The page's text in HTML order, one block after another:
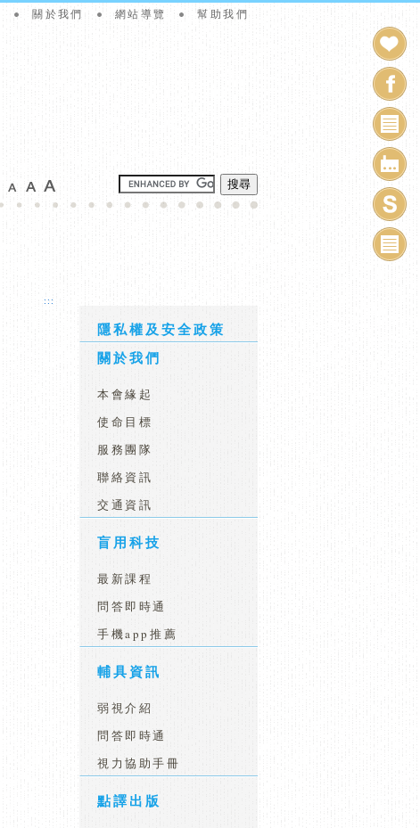
關於我們 網站導覽 幫助我們
搜尋
:::
隱私權及安全政策
關於我們
本會緣起
使命目標
服務團隊
聯絡資訊
交通資訊
盲用科技
最新課程
問答即時通
手機app推薦
輔具資訊
弱視介紹
問答即時通
視力協助手冊
點譯出版